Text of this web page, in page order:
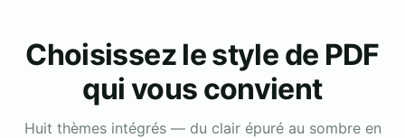
Choisissez le style de PDF
qui vous convient
Huit thèmes intégrés — du clair épuré au sombre en